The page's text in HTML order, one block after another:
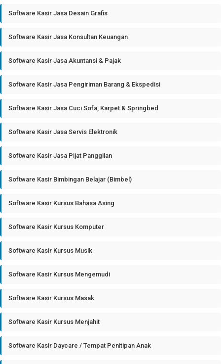
Software Kasir Jasa Desain Grafis
Software Kasir Jasa Konsultan Keuangan
Software Kasir Jasa Akuntansi & Pajak
Software Kasir Jasa Pengiriman Barang & Ekspedisi
Software Kasir Jasa Cuci Sofa, Karpet & Springbed
Software Kasir Jasa Servis Elektronik
Software Kasir Jasa Pijat Panggilan
Software Kasir Bimbingan Belajar (Bimbel)
Software Kasir Kursus Bahasa Asing
Software Kasir Kursus Komputer
Software Kasir Kursus Musik
Software Kasir Kursus Mengemudi
Software Kasir Kursus Masak
Software Kasir Kursus Menjahit
Software Kasir Daycare / Tempat Penitipan Anak